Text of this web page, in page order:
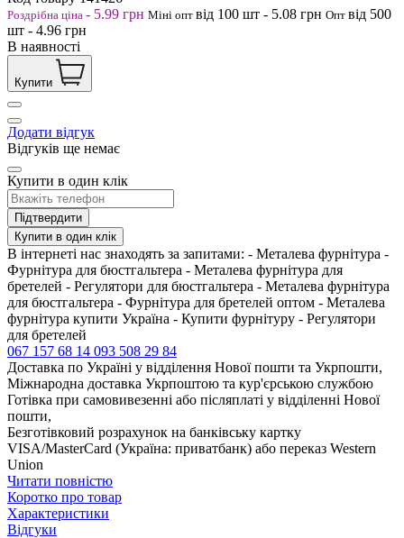
Роздрібна ціна - 5.99 грн Міні опт від 100 шт - 5.08 грн Опт від 500
шт - 4.96 грн
В наявності
Купити
Додати відгук
Відгуків ще немає
Купити в один клік
Підтвердити
Купити в один клік
В інтернеті нас знаходять за запитами: - Металева фурнітура -
Фурнітура для бюстгальтера - Металева фурнітура для
бретелей - Регулятори для бюстгальтера - Металева фурнітура
для бюстгальтера - Фурнітура для бретелей оптом - Металева
фурнітура купити Україна - Купити фурнітуру - Регулятори
для бретелей
067 157 68 14 093 508 29 84
Доставка по Україні у відділення Нової пошти та Укрпошти,
Міжнародна доставка Укрпоштою та кур'єрською службою
Готівка при самовивезенні або післяплаті у відділенні Нової
пошти,
Безготівковий розрахунок на банківську картку
VISA/MasterCard (Україна: приватбанк) або переказ Western
Union
Читати повністю
Коротко про товар
Характеристики
Відгуки